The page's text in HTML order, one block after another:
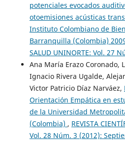
potenciales evocados
otoemisiones acústicas
Instituto Colombiano de
Barranquilla (Colombia)
SALUD UNINORTE: Vol. 27
Ana María Erazo Coronado,
Ignacio Rivera Ugalde,
Victor Patricio Díaz Narváez,
Orientación Empática en
de la Universidad
(Colombia) , REVISTA
Vol. 28 Núm. 3 (2012):